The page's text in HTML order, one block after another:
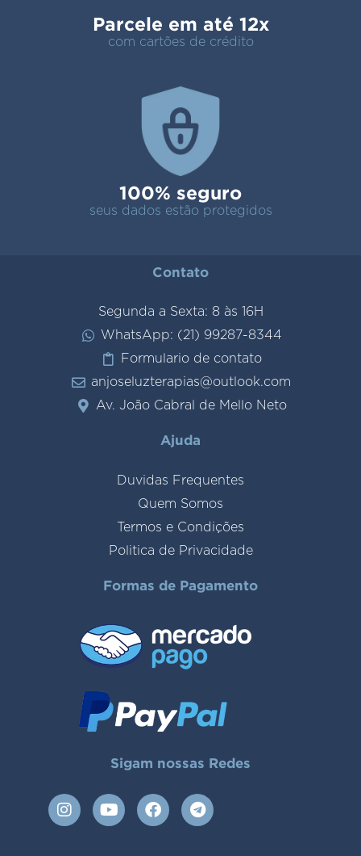
Parcele em até 12x
com cartões de crédito
100% seguro
seus dados estão protegidos
Contato
Segunda a Sexta: 8 às 16H
WhatsApp: (21) 99287-8344
Formulario de contato
anjoseluzterapias@outlook.com
Av. João Cabral de Mello Neto
Ajuda
Duvidas Frequentes
Quem Somos
Termos e Condições
Politica de Privacidade
Formas de Pagamento
Sigam nossas Redes
I
n
Y
o
F
a
T
e